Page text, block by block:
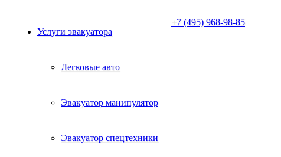
Услуги эвакуатора
Легковые авто
Эвакуатор манипулятор
Эвакуатор спецтехники
+7 (495) 968-98-85